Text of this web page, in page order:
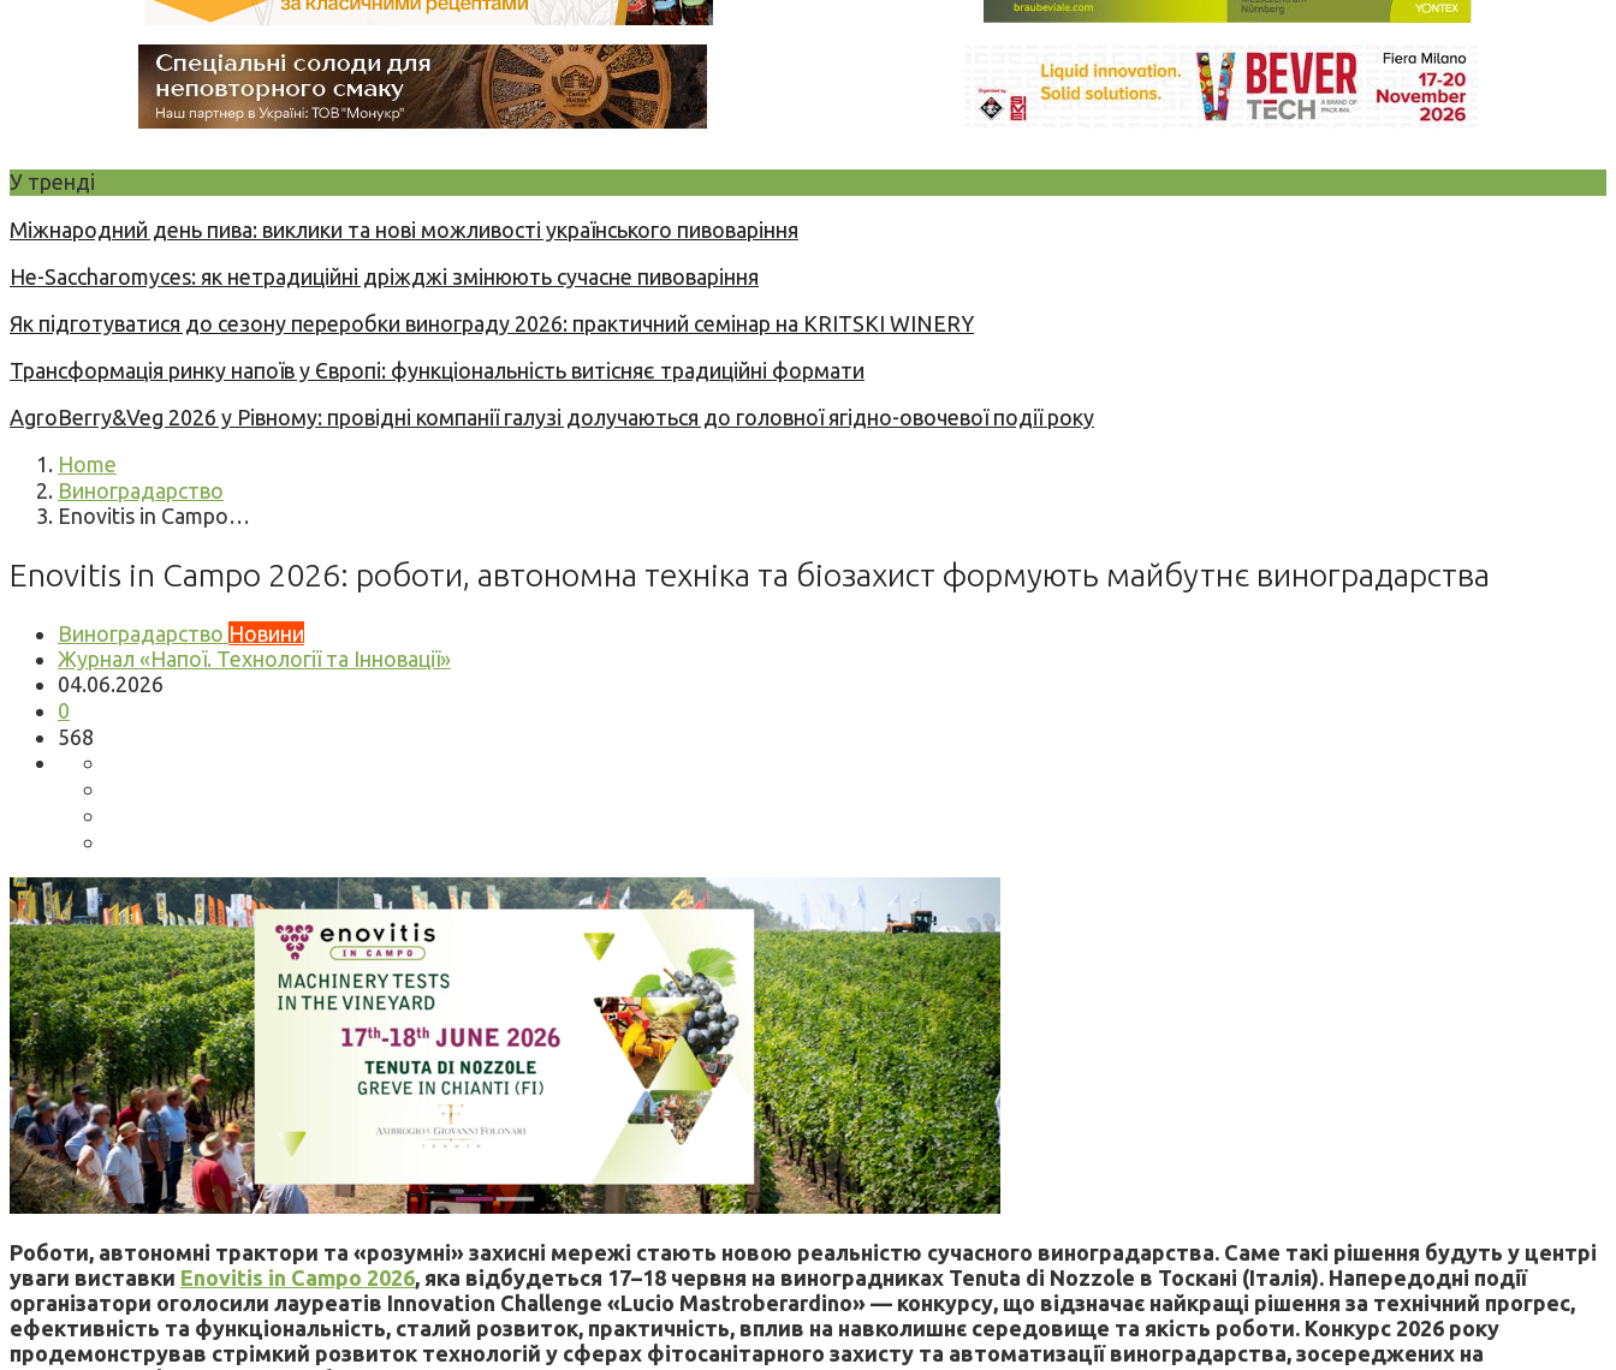
У тренді
Міжнародний день пива: виклики та нові можливості українського пивоваріння
Не-Saccharomyces: як нетрадиційні дріжджі змінюють сучасне пивоваріння
Як підготуватися до сезону переробки винограду 2026: практичний семінар на KRITSKI WINERY
Трансформація ринку напоїв у Європі: функціональність витісняє традиційні формати
AgroBerry&Veg 2026 у Рівному: провідні компанії галузі долучаються до головної ягідно-овочевої події року
Home
Виноградарство
Enovitis in Campo…
Enovitis in Campo 2026: роботи, автономна техніка та біозахист формують майбутнє виноградарства
Виноградарство Новини
Журнал «Напої. Технології та Інновації»
04.06.2026
0
568
Роботи, автономні трактори та «розумні» захисні мережі стають новою реальністю сучасного виноградарства. Саме такі рішення будуть у центрі
уваги виставки Enovitis in Campo 2026, яка відбудеться 17–18 червня на виноградниках Tenuta di Nozzole в Тоскані (Італія). Напередодні події
організатори оголосили лауреатів Innovation Challenge «Lucio Mastroberardino» — конкурсу, що відзначає найкращі рішення за технічний прогрес,
ефективність та функціональність, сталий розвиток, практичність, вплив на навколишнє середовище та якість роботи. Конкурс 2026 року
продемонстрував стрімкий розвиток технологій у сферах фітосанітарного захисту та автоматизації виноградарства, зосереджених на